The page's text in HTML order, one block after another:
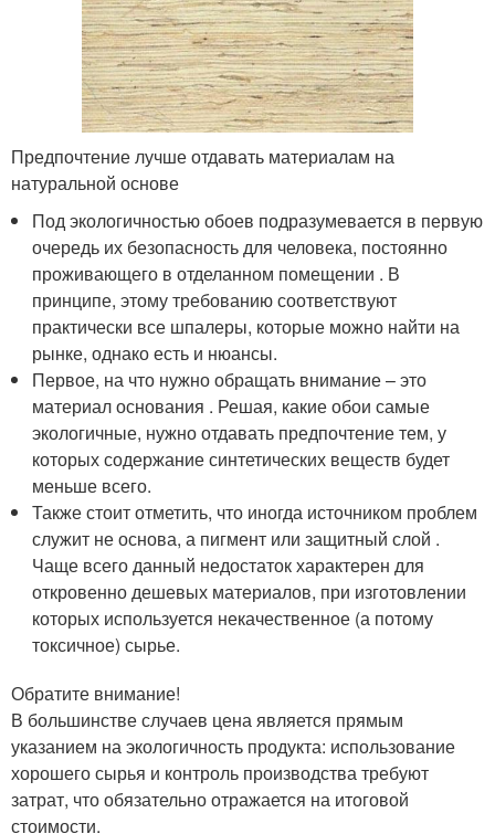
Предпочтение лучше отдавать материалам на
натуральной основе
Под экологичностью обоев подразумевается в первую
очередь их безопасность для человека, постоянно
проживающего в отделанном помещении . В
принципе, этому требованию соответствуют
практически все шпалеры, которые можно найти на
рынке, однако есть и нюансы.
Первое, на что нужно обращать внимание – это
материал основания . Решая, какие обои самые
экологичные, нужно отдавать предпочтение тем, у
которых содержание синтетических веществ будет
меньше всего.
Также стоит отметить, что иногда источником проблем
служит не основа, а пигмент или защитный слой .
Чаще всего данный недостаток характерен для
откровенно дешевых материалов, при изготовлении
которых используется некачественное (а потому
токсичное) сырье.
Обратите внимание!
В большинстве случаев цена является прямым
указанием на экологичность продукта: использование
хорошего сырья и контроль производства требуют
затрат, что обязательно отражается на итоговой
стоимости.